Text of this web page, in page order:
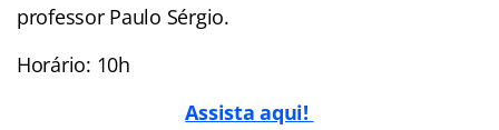
professor Paulo Sérgio.
Horário: 10h
Assista aqui!